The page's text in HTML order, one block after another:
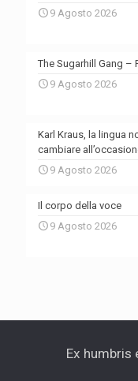
9 Agosto 2026
The Sugarhill Gang –
9 Agosto 2026
Karl Kraus, la lingua
cambiare
9 Agosto 2026
Il corpo della voce
9 Agosto 2026
Ex humbris